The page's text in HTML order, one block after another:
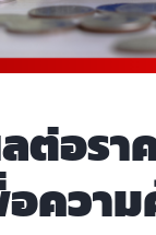
อรา
ควา